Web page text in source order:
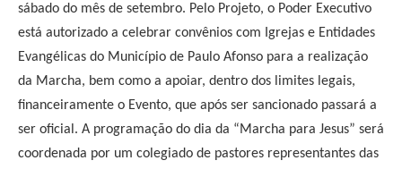
sábado do mês de setembro. Pelo Projeto, o Poder Executivo
está autorizado a celebrar convênios com Igrejas e Entidades
Evangélicas do Município de Paulo Afonso para a realização
da Marcha, bem como a apoiar, dentro dos limites legais,
financeiramente o Evento, que após ser sancionado passará a
ser oficial. A programação do dia da “Marcha para Jesus” será
coordenada por um colegiado de pastores representantes das